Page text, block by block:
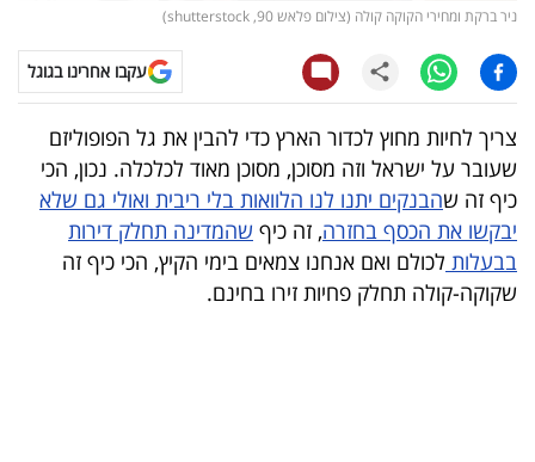
ויראלי
טלוויזיה
עסקי
ספורט
קריירה
ולימודים
מינויים
ניר ברקת ומחירי הקוקה קולה (צילום פלאש 90, shutterstock)
עקבו אחרינו בגוגל
צריך לחיות מחוץ לכדור הארץ כדי להבין את גל הפופוליזם
שעובר על ישראל וזה מסוכן, מסוכן מאוד לכלכלה. נכון, הכי
כיף זה שהבנקים יתנו לנו הלוואות בלי ריבית ואולי גם שלא
יבקשו את הכסף בחזרה, זה כיף שהמדינה תחלק דירות
בבעלות לכולם ואם אנחנו צמאים בימי הקיץ, הכי כיף זה
שקוקה-קולה תחלק פחיות זירו בחינם.